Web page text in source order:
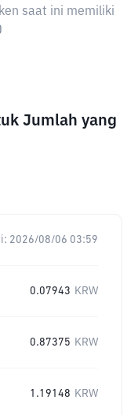
saat ini memiliki
Jumlah yang
2026/08/06 03:59
0.07943 KRW
0.87375 KRW
1.19148 KRW